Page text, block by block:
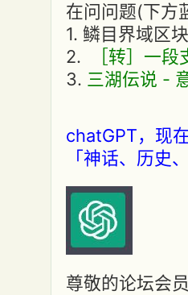
在问问题(下方
1. 鳞目界域区
2.
［转］一
3. 三湖伝说 -
chatGPT，现
「神话、历史
尊敬的论坛会